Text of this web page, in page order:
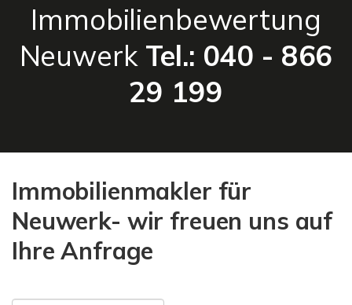
Immobilienbewertung
Neuwerk Tel.: 040 - 866
29 199
Immobilienmakler für
Neuwerk- wir freuen uns auf
Ihre Anfrage